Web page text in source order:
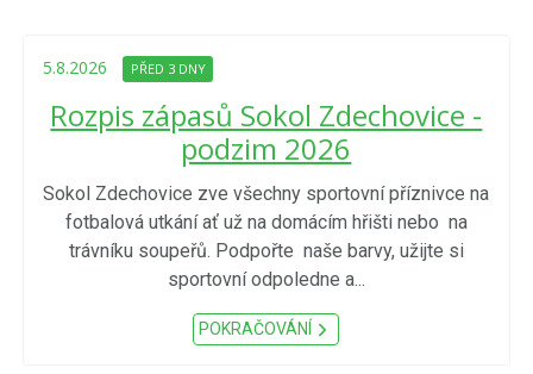
5.8.2026 PŘED 3 DNY
Rozpis zápasů Sokol Zdechovice -
podzim 2026
Sokol Zdechovice zve všechny sportovní příznivce na
fotbalová utkání ať už na domácím hřišti nebo na
trávníku soupeřů. Podpořte naše barvy, užijte si
sportovní odpoledne a...
POKRAČOVÁNÍ